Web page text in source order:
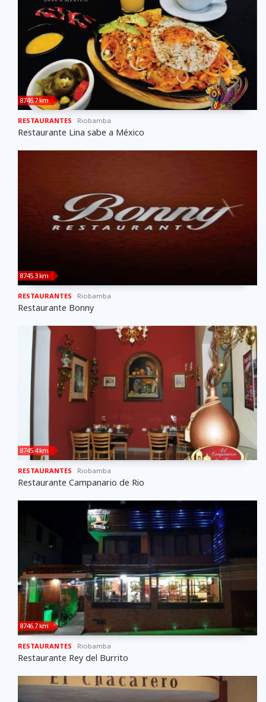
8746.7 km
RESTAURANTES Riobamba
Restaurante Lina sabe a México
8745.3 km
RESTAURANTES Riobamba
Restaurante Bonny
8745.4 km
RESTAURANTES Riobamba
Restaurante Campanario de Rio
8746.7 km
RESTAURANTES Riobamba
Restaurante Rey del Burrito